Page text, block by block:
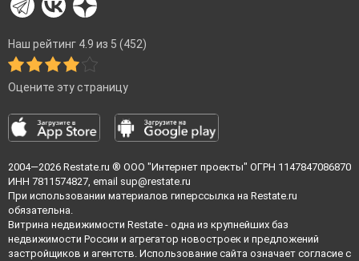
Наш рейтинг 4.9 из 5 (452)
Оцените эту страницу
2004—2026 Restate.ru ® ООО "Интернет проекты" ОГРН 1147847086870
ИНН 7811574827, email sup@restate.ru
При использовании материалов гиперссылка на Restate.ru
обязательна.
Витрина недвижимости Restate - одна из крупнейших баз
недвижимости России и агрегатор новостроек и предложений
застройщиков и агентств. Использование сайта означает согласие с